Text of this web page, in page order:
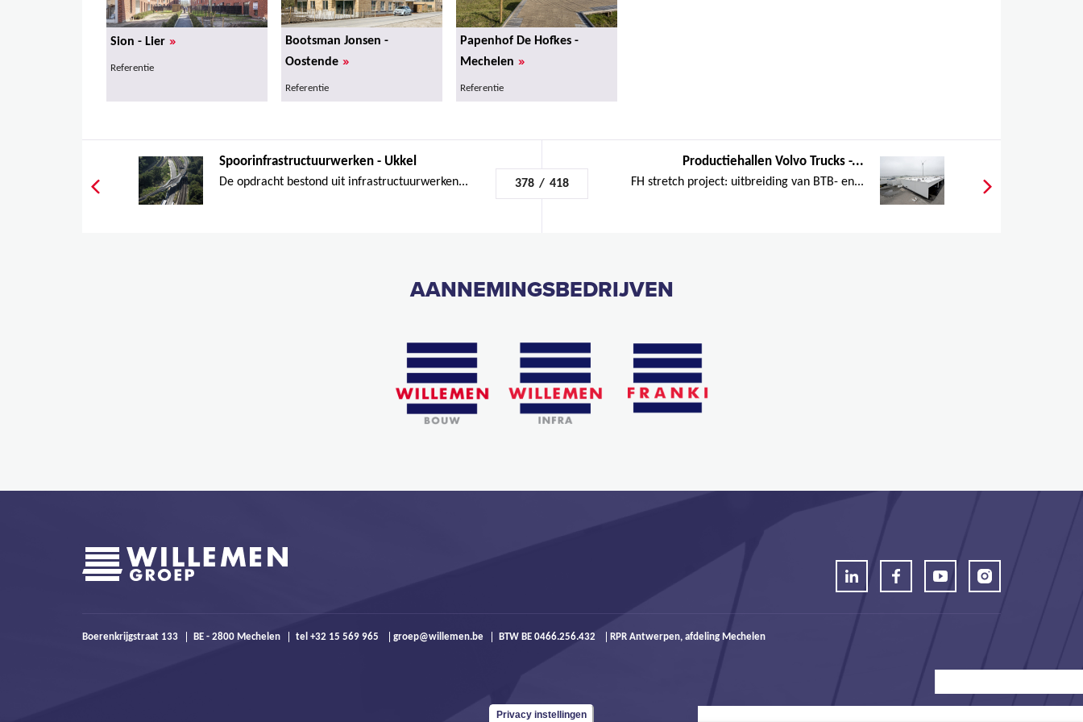
Sion - Lier »
Referentie
Bootsman Jonsen -
Oostende »
Referentie
Papenhof De Hofkes -
Mechelen »
Referentie
Spoorinfrastructuurwerken - Ukkel
De opdracht bestond uit infrastructuurwerken... 378 / 418
Productiehallen Volvo Trucks -...
FH stretch project: uitbreiding van BTB- en...
AANNEMINGSBEDRIJVEN
Boerenkrijgstraat 133 BE - 2800 Mechelen tel +32 15 569 965 groep@willemen.be BTW BE 0466.256.432 RPR Antwerpen, afdeling Mechelen
Privacy instellingen